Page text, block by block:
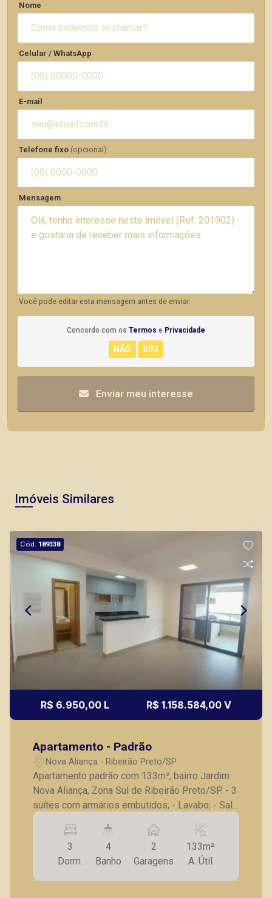
Nome
Celular / WhatsApp
E-mail
Telefone fixo (opcional)
Mensagem
Você pode editar esta mensagem antes de enviar.
Concordo com os Termos e Privacidade
Enviar meu interesse
Imóveis Similares
Cód. 189338
R$ 6.950,00 L R$ 1.158.584,00 V
Apartamento - Padrão
Nova Aliança - Ribeirão Preto/SP
Apartamento padrão com 133m², bairro Jardim
Nova Aliança, Zona Sul de Ribeirão Preto/SP. - 3
suítes com armários embutidos; - Lavabo; - Sala
para 2 ambientes; - Varanda gourmet com
churrasqueira, fechada em blindex; - Cozinha
americana planejada; - Lavanderia planejada; -
Despensa com prateleiras; - Laje técnica; - 2
vagas de garagem. Seja para vender, alugar ou
3
Dorm.
4
Banho
2
Garagens
133m²
A. Útil